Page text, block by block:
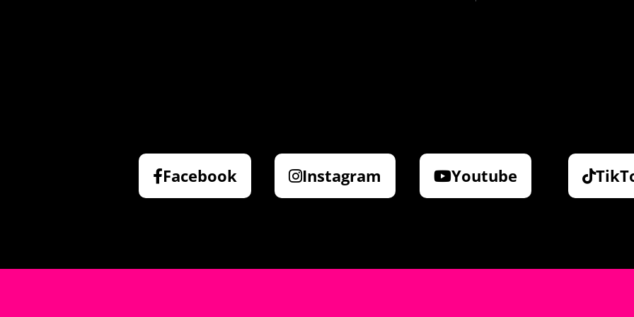
Facebook Instagram Youtube